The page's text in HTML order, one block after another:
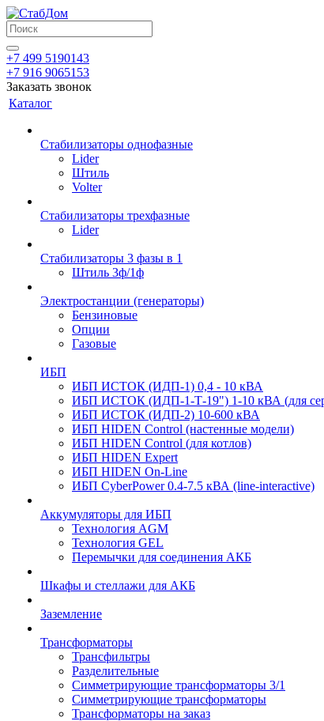
+7 499 5190143
+7 916 9065153
Заказать звонок
Каталог
Стабилизаторы однофазные
Lider
Штиль
Volter
Стабилизаторы трехфазные
Lider
Стабилизаторы 3 фазы в 1
Штиль 3ф/1ф
Электростанции (генераторы)
Бензиновые
Опции
Газовые
ИБП
ИБП ИСТОК (ИДП-1) 0,4 - 10 кВА
ИБП ИСТОК (ИДП-1-Т-19") 1-10 кВА (для
ИБП ИСТОК (ИДП-2) 10-600 кВА
ИБП HIDEN Control (настенные модели)
ИБП HIDEN Control (для котлов)
ИБП HIDEN Expert
ИБП HIDEN On-Line
ИБП CyberPower 0.4-7.5 кВА (line-interactive)
Аккумуляторы для ИБП
Технология AGM
Технология GEL
Перемычки для соединения АКБ
Шкафы и стеллажи для АКБ
Заземление
Трансформаторы
Трансфильтры
Разделительные
Симметрирующие трансформаторы 3/1
Симметрирующие трансформаторы
Трансформаторы на заказ